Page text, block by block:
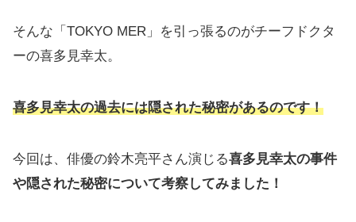
そんな「TOKYO MER」を引っ張るのがチーフドクタ
ーの喜多見幸太。
喜多見幸太の過去には隠された秘密があるのです！
今回は、俳優の鈴木亮平さん演じる喜多見幸太の事件
や隠された秘密について考察してみました！